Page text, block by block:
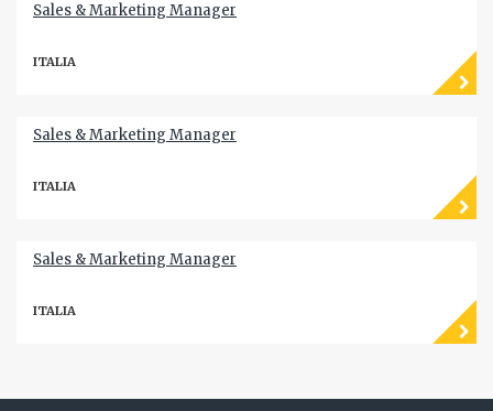
Sales & Marketing Manager
ITALIA
Sales & Marketing Manager
ITALIA
Sales & Marketing Manager
ITALIA